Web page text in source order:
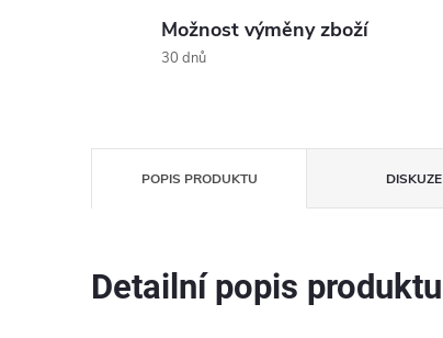
Možnost výměny zboží
30 dnů
POPIS PRODUKTU DISKUZE
Detailní popis produktu